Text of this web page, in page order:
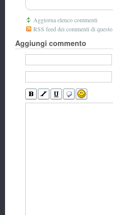
Aggiorna elenco commenti
RSS feed dei commenti di
Aggiungi commento